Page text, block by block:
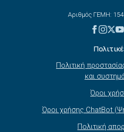
Αριθμός ΓΕΜΗ:
Πολιτική
και
Όροι
Όροι χρήσης ChatBot
Πολιτική